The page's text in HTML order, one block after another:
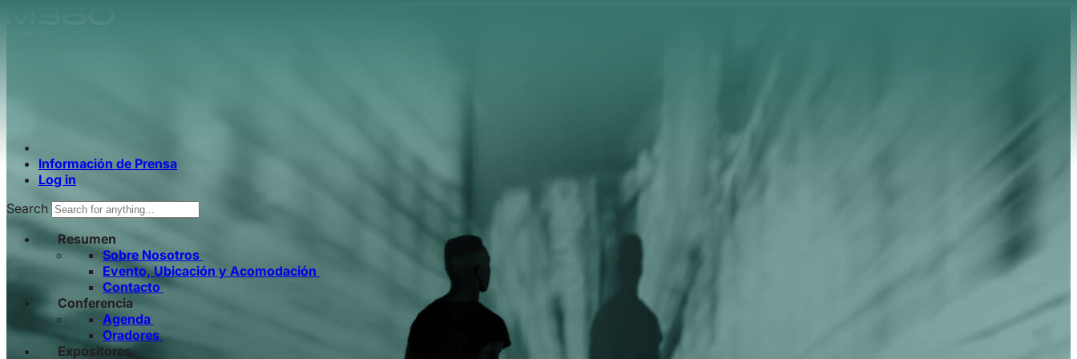
Información de Prensa
Log in
Search
Resumen
Sobre Nosotros
Evento, Ubicación y Acomodación
Contacto
Conferencia
Agenda
Oradores
Expositores